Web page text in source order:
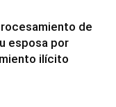
de
esposa por
ilícito